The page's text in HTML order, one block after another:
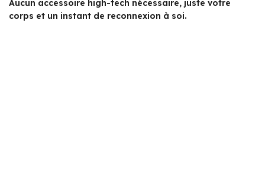
Aucun accessoire high-tech nécessaire, juste votre
corps et un instant de reconnexion à soi.